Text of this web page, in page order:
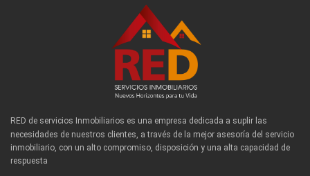
RED de servicios Inmobiliarios es una empresa dedicada a suplir las
necesidades de nuestros clientes, a través de la mejor asesoría del servicio
inmobiliario, con un alto compromiso, disposición y una alta capacidad de
respuesta